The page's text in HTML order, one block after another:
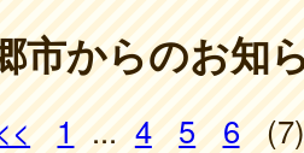
市からのお知
1 ... 4 5 6
(7)